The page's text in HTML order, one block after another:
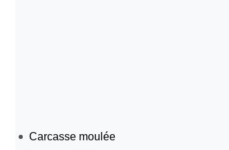
Carcasse moulée